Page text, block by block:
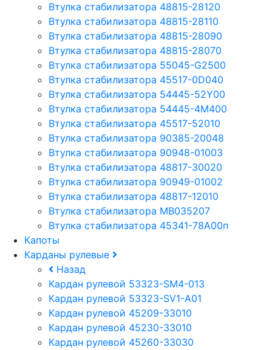
Втулка стабилизатора 48815-28120
Втулка стабилизатора 48815-28110
Втулка стабилизатора 48815-28090
Втулка стабилизатора 48815-28070
Втулка стабилизатора 55045-G2500
Втулка стабилизатора 45517-0D040
Втулка стабилизатора 54445-52Y00
Втулка стабилизатора 54445-4M400
Втулка стабилизатора 45517-52010
Втулка стабилизатора 90385-20048
Втулка стабилизатора 90948-01003
Втулка стабилизатора 48817-30020
Втулка стабилизатора 90949-01002
Втулка стабилизатора 48817-12010
Втулка стабилизатора MB035207
Втулка стабилизатора 45341-78A00п
Капоты
Карданы рулевые
Назад
Кардан рулевой 53323-SM4-013
Кардан рулевой 53323-SV1-A01
Кардан рулевой 45209-33010
Кардан рулевой 45230-33010
Кардан рулевой 45260-33030